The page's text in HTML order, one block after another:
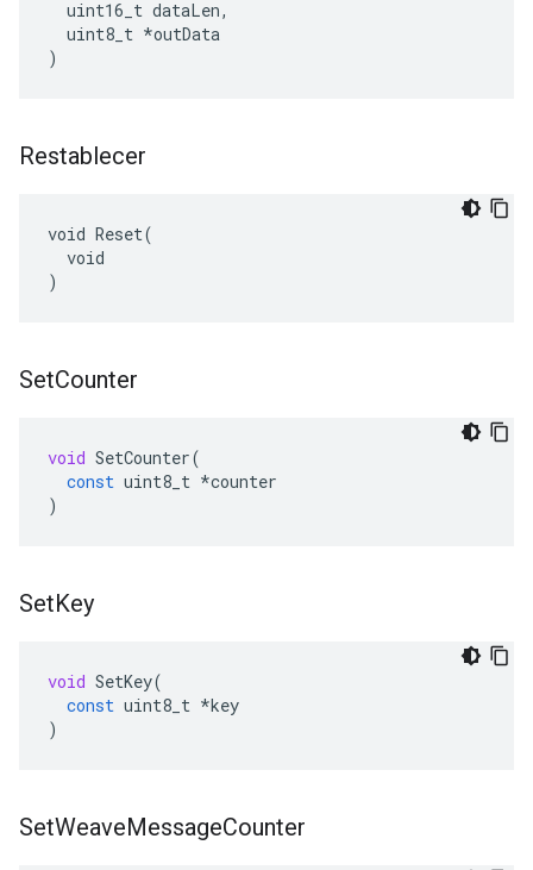
uint16_t dataLen,
uint8_t *outData
)
Restablecer
void Reset(
  void
)
SetCounter
void SetCounter(
const uint8_t *counter
)
SetKey
void SetKey(
const uint8_t *key
)
SetWeaveMessageCounter